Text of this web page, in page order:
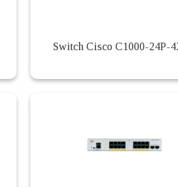
Switch Cisco C1000-24P-